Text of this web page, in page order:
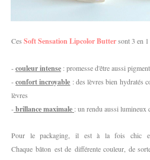
Ces Soft Sensation Lipcolor Buttersont 3 en 1
-couleur intense : promesse d'être aussi
-confort incroyable : des lèvres bien hydratés
lèvres
-brillance maximale : un rendu aussi lumineux
Pour le packaging, il est à la fois chic et
Chaque bâton est de différente couleur, de